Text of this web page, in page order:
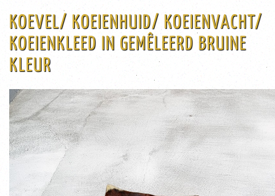
KOEVEL/ KOEIENHUID/ KOEIENVACHT/
KOEIENKLEED IN GEMÊLEERD BRUINE
KLEUR